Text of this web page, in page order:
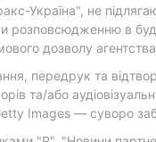
Україна", не
розповсюдженню в
дозволу
передрук та
та/або
Images — суворо